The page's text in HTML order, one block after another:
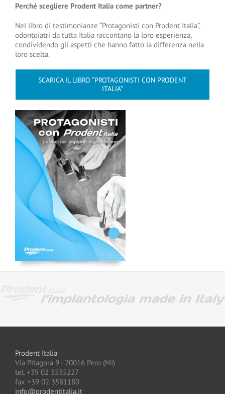
Perché scegliere Prodent Italia come partner?
Nel libro di testimonianze “Protagonisti con Prodent Italia”,
odontoiatri da tutta Italia raccontano la loro esperienza,
condividendo gli aspetti che hanno fatto la differenza nella
loro scelta.
SCARICA IL LIBRO “PROTAGONISTI CON PRODENT
ITALIA”
Prodent Italia
Via Pitagora 9 - 20016 Pero (MI)
tel. +39 02 3535227
fax +39 02 3581180
info@prodentitalia.it